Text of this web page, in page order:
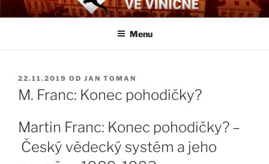
k
BIOLOGICKÉ ČTVRTKY VE
Určeno všem zájemcům o evoluci a obecnější biologická témata
Menu
PUBLIKOVÁNO
22.11.2019 OD JAN TOMAN
M. Franc: Konec pohodičky?
Martin Franc: Konec pohodičky? –
Český vědecký systém a jeho